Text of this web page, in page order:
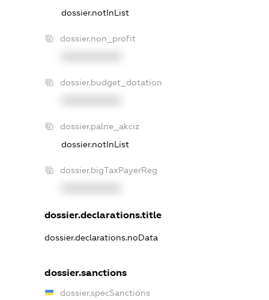
dossier.notInList
dossier.non_profit
dossier.budget_dotation
dossier.palne_akciz
dossier.notInList
dossier.bigTaxPayerReg
dossier.declarations.title
dossier.declarations.noData
dossier.sanctions
dossier.specSanctions